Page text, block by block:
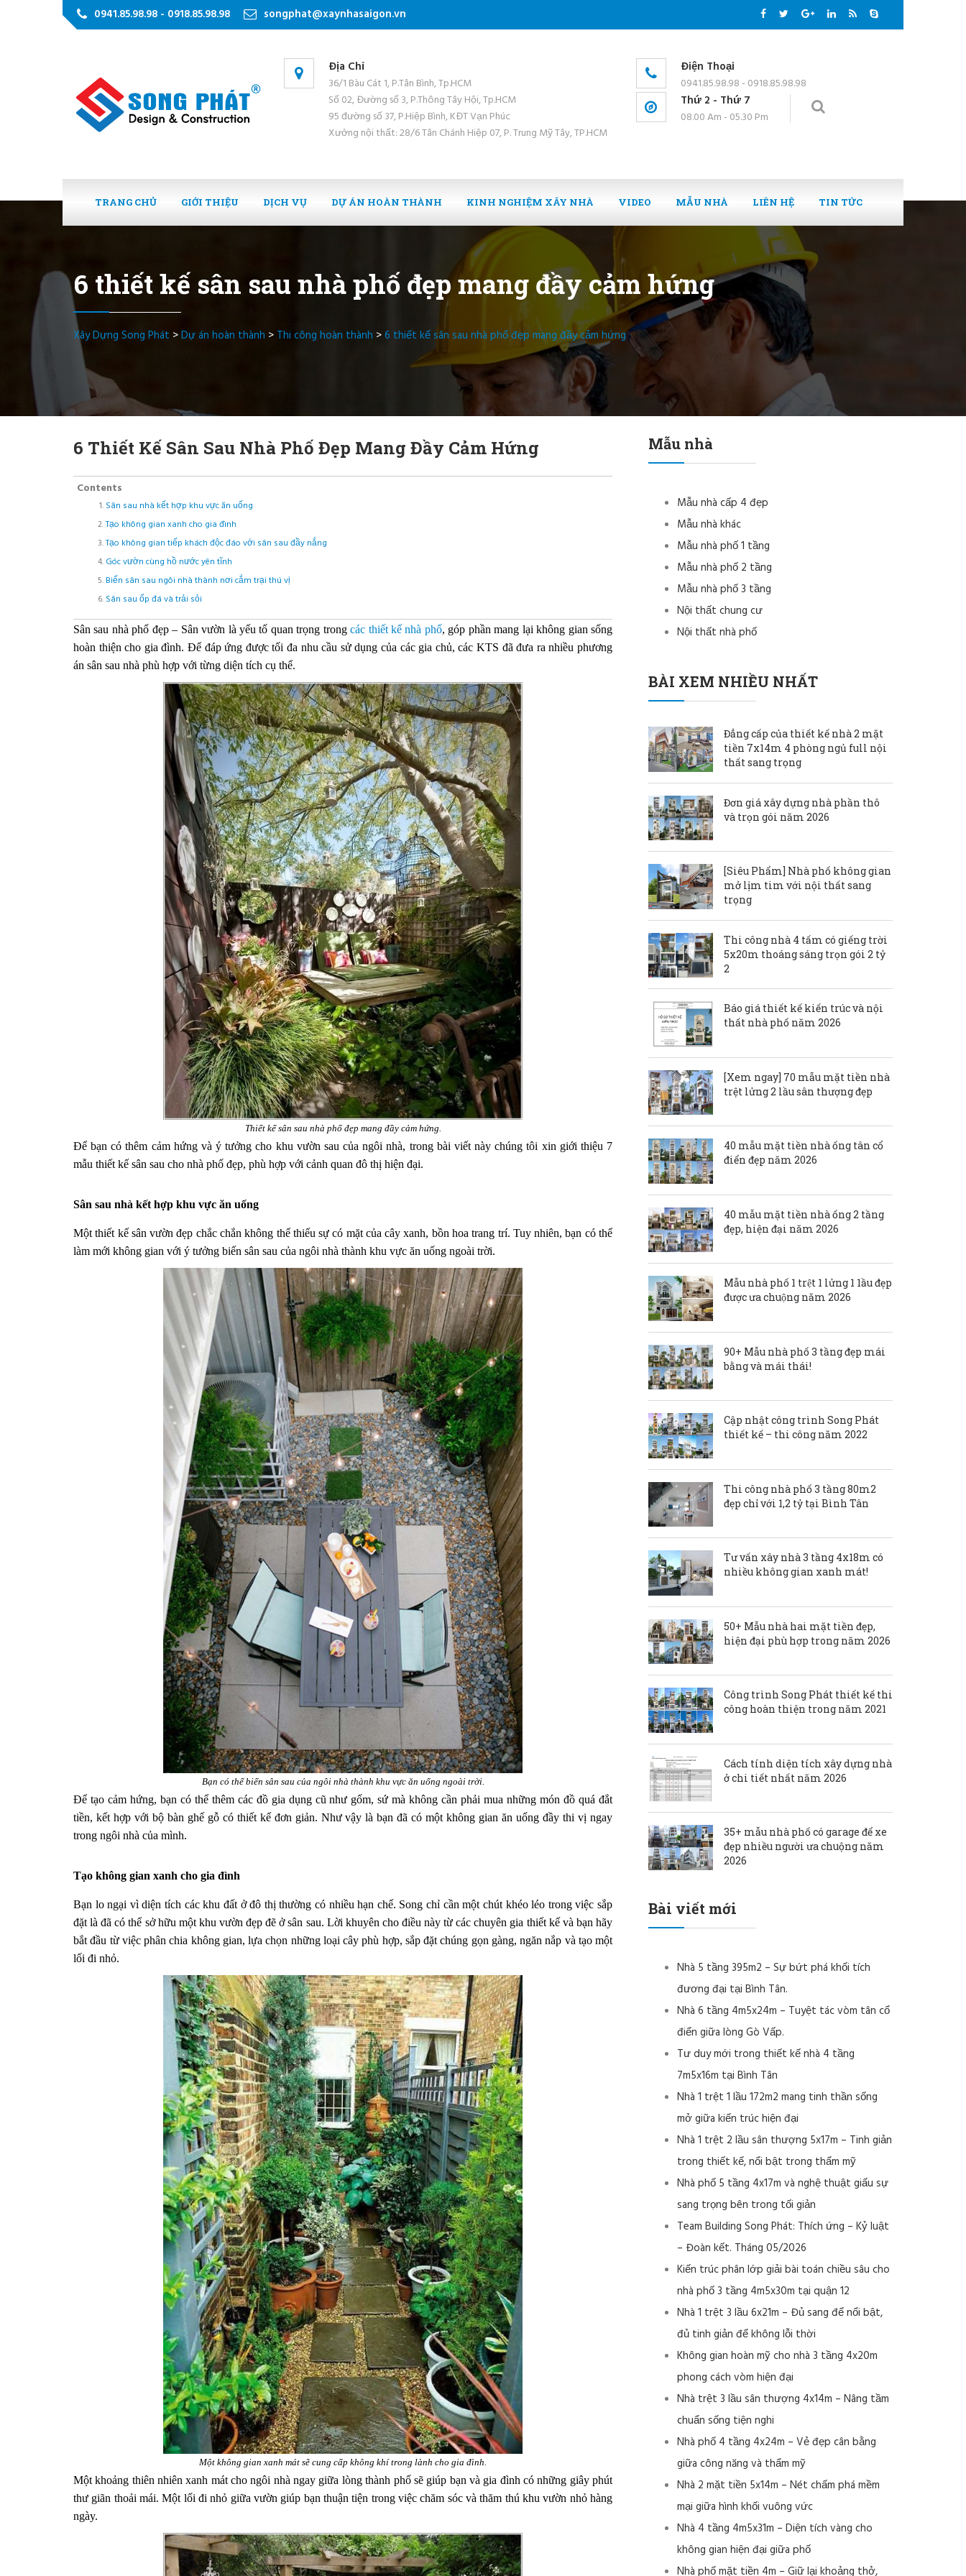
0941.85.98.98 - 0918.85.98.98 songphat@xaynhasaigon.vn
Địa Chỉ
36/1 Bàu Cát 1, P.Tân Bình, Tp.HCM
Số 02, Đường số 3, P.Thông Tây Hội, Tp.HCM
95 đường số 37, P.Hiệp Bình, KĐT Vạn Phúc
Xưởng nội thất: 28/6 Tân Chánh Hiệp 07, P. Trung Mỹ Tây, TP.HCM
Điện Thoại
0941.85.98.98 - 0918.85.98.98
Thứ 2 - Thứ 7
08.00 Am - 05.30 Pm
TRANG CHỦ GIỚI THIỆU DỊCH VỤ DỰ ÁN HOÀN THÀNH KINH NGHIỆM XÂY NHÀ VIDEO MẪU NHÀ LIÊN HỆ TIN TỨC
6 thiết kế sân sau nhà phố đẹp mang đầy cảm hứng
Xây Dựng Song Phát >Dự án hoàn thành > Thi công hoàn thành >6 thiết kế sân sau nhà phố đẹp mang đầy cảm hứng
6 Thiết Kế Sân Sau Nhà Phố Đẹp Mang Đầy Cảm Hứng
Contents
Sân sau nhà kết hợp khu vực ăn uống
Tạo không gian xanh cho gia đình
Tạo không gian tiếp khách độc đáo với sân sau đầy nắng
Góc vườn cùng hồ nước yên tĩnh
Biến sân sau ngôi nhà thành nơi cắm trại thú vị
Sân sau ốp đá và trải sỏi
Sân sau nhà phố đẹp – Sân vườn là yếu tố quan trọng trongcác thiết kế nhà phố, góp phần mang lại không gian sống
hoàn thiện cho gia đình. Để đáp ứng được tối đa nhu cầu sử dụng của các gia chủ, các KTS đã đưa ra nhiều phương
án sân sau nhà phù hợp với từng diện tích cụ thể.
Thiết kế sân sau nhà phố đẹp mang đầy cảm hứng.
Để bạn có thêm cảm hứng và ý tưởng cho khu vườn sau của ngôi nhà, trong bài viết này chúng tôi xin giới thiệu 7
mẫu thiết kế sân sau cho nhà phố đẹp, phù hợp với cảnh quan đô thị hiện đại.
Sân sau nhà kết hợp khu vực ăn uống
Một thiết kế sân vườn đẹp chắc chắn không thể thiếu sự có mặt của cây xanh, bồn hoa trang trí. Tuy nhiên, bạn có thể
làm mới không gian với ý tưởng biến sân sau của ngôi nhà thành khu vực ăn uống ngoài trời.
Bạn có thể biến sân sau của ngôi nhà thành khu vực ăn uống ngoài trời.
Để tạo cảm hứng, bạn có thể thêm các đồ gia dụng cũ như gốm, sứ mà không cần phải mua những món đồ quá đắt
tiền, kết hợp với bộ bàn ghế gỗ có thiết kế đơn giản. Như vậy là bạn đã có một không gian ăn uống đầy thi vị ngay
trong ngôi nhà của mình.
Tạo không gian xanh cho gia đình
Bạn lo ngại vì diện tích các khu đất ở đô thị thường có nhiều hạn chế. Song chỉ cần một chút khéo léo trong việc sắp
đặt là đã có thể sở hữu một khu vườn đẹp đẽ ở sân sau. Lời khuyên cho điều này từ các chuyên gia thiết kế và bạn hãy
bắt đầu từ việc phân chia không gian, lựa chọn những loại cây phù hợp, sắp đặt chúng gọn gàng, ngăn nắp và tạo một
lối đi nhỏ.
Một không gian xanh mát sẽ cung cấp không khí trong lành cho gia đình.
Một khoảng thiên nhiên xanh mát cho ngôi nhà ngay giữa lòng thành phố sẽ giúp bạn và gia đình có những giây phút
thư giãn thoải mái. Một lối đi nhỏ giữa vườn giúp bạn thuận tiện trong việc chăm sóc và thăm thú khu vườn nhỏ hàng
ngày.
Mẫu nhà
Mẫu nhà cấp 4 đẹp
Mẫu nhà khác
Mẫu nhà phố 1 tầng
Mẫu nhà phố 2 tầng
Mẫu nhà phố 3 tầng
Nội thất chung cư
Nội thất nhà phố
BÀI XEM NHIỀU NHẤT
Đẳng cấp của thiết kế nhà 2 mặt
tiền 7x14m 4 phòng ngủ full nội
thất sang trọng
Đơn giá xây dựng nhà phần thô
và trọn gói năm 2026
[Siêu Phẩm] Nhà phố không gian
mở lịm tim với nội thất sang
trọng
Thi công nhà 4 tấm có giếng trời
5x20m thoáng sáng trọn gói 2 tỷ
2
Báo giá thiết kế kiến trúc và nội
thất nhà phố năm 2026
[Xem ngay] 70 mẫu mặt tiền nhà
trệt lửng 2 lầu sân thượng đẹp
40 mẫu mặt tiền nhà ống tân cổ
điển đẹp năm 2026
40 mẫu mặt tiền nhà ống 2 tầng
đẹp, hiện đại năm 2026
Mẫu nhà phố 1 trệt 1 lửng 1 1ầu đẹp
được ưa chuộng năm 2026
90+ Mẫu nhà phố 3 tầng đẹp mái
bằng và mái thái!
Cập nhật công trình Song Phát
thiết kế – thi công năm 2022
Thi công nhà phố 3 tầng 80m2
đẹp chỉ với 1,2 tỷ tại Bình Tân
Tư vấn xây nhà 3 tầng 4x18m có
nhiều không gian xanh mát!
50+ Mẫu nhà hai mặt tiền đẹp,
hiện đại phù hợp trong năm 2026
Công trình Song Phát thiết kế thi
công hoàn thiện trong năm 2021
Cách tính diện tích xây dựng nhà
ở chi tiết nhất năm 2026
35+ mẫu nhà phố có garage để xe
đẹp nhiều người ưa chuộng năm
2026
Bài viết mới
Nhà 5 tầng 395m2 – Sự bứt phá khối tích
đương đại tại Bình Tân.
Nhà 6 tầng 4m5x24m – Tuyệt tác vòm tân cổ
điển giữa lòng Gò Vấp.
Tư duy mới trong thiết kế nhà 4 tầng
7m5x16m tại Bình Tân
Nhà 1 trệt 1 lầu 172m2 mang tinh thần sống
mở giữa kiến trúc hiện đại
Nhà 1 trệt 2 lầu sân thượng 5x17m – Tinh giản
trong thiết kế, nổi bật trong thẩm mỹ
Nhà phố 5 tầng 4x17m và nghệ thuật giấu sự
sang trọng bên trong tối giản
Team Building Song Phát: Thích ứng – Kỷ luật
– Đoàn kết. Tháng 05/2026
Kiến trúc phân lớp giải bài toán chiều sâu cho
nhà phố 3 tầng 4m5x30m tại quận 12
Nhà 1 trệt 3 lầu 6x21m – Đủ sang để nổi bật,
đủ tinh giản để không lỗi thời
Không gian hoàn mỹ cho nhà 3 tầng 4x20m
phong cách vòm hiện đại
Nhà trệt 3 lầu sân thượng 4x14m – Nâng tầm
chuẩn sống tiện nghi
Nhà phố 4 tầng 4x24m – Vẻ đẹp cân bằng
giữa công năng và thẩm mỹ
Nhà 2 mặt tiền 5x14m – Nét chấm phá mềm
mại giữa hình khối vuông vức
Nhà 4 tầng 4m5x31m – Diện tích vàng cho
không gian hiện đại giữa phố
Nhà phố mặt tiền 4m – Giữ lại khoảng thở,